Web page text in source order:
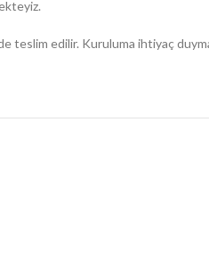
teslim edilir. Kuruluma ihtiyaç